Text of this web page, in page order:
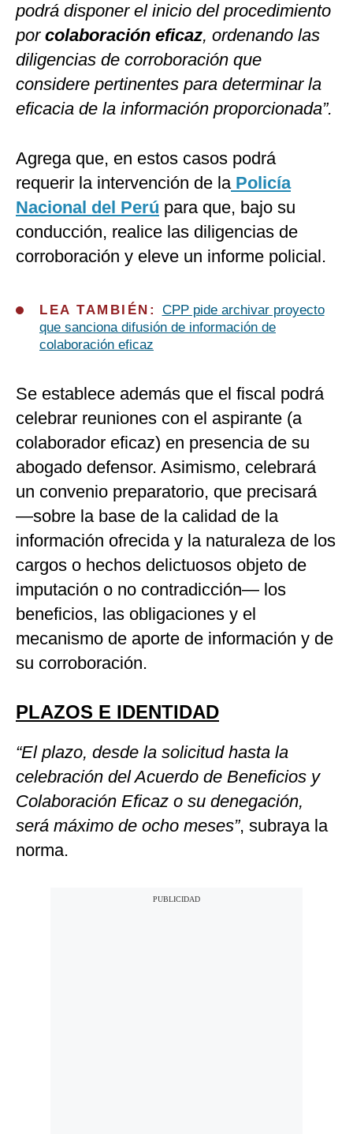
podrá disponer el inicio del procedimiento
porcolaboración eficaz, ordenando las
diligencias de corroboración que
considere pertinentes para determinar la
eficacia de la información proporcionada”.
Agrega que, en estos casos podrá
requerir la intervención de laPolicía
Nacional del Perú para que, bajo su
conducción, realice las diligencias de
corroboración y eleve un informe policial.
LEA TAMBIÉN: CPP pide archivar proyecto
que sanciona difusión de información de
colaboración eficaz
Se establece además que el fiscal podrá
celebrar reuniones con el aspirante (a
colaborador eficaz) en presencia de su
abogado defensor. Asimismo, celebrará
un convenio preparatorio, que precisará
—sobre la base de la calidad de la
información ofrecida y la naturaleza de los
cargos o hechos delictuosos objeto de
imputación o no contradicción— los
beneficios, las obligaciones y el
mecanismo de aporte de información y de
su corroboración.
PLAZOS E IDENTIDAD
“El plazo, desde la solicitud hasta la
celebración del Acuerdo de Beneficios y
Colaboración Eficaz o su denegación,
será máximo de ocho meses”, subraya la
norma.